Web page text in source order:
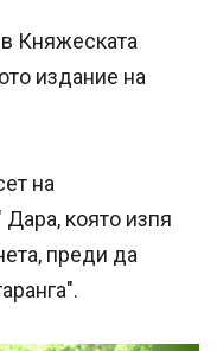
Княжеската
издание на
на
която изпя
преди да